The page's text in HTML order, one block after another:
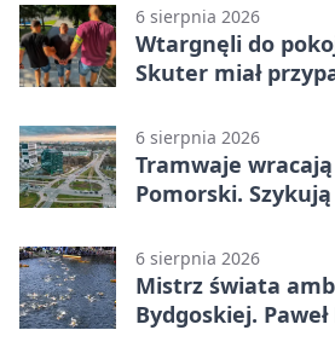
6 sierpnia 2026
Wtargnęli do
Skuter miał
6 sierpnia 2026
Tramwaje
Pomorski.
6 sierpnia 2026
Mistrz świata
Bydgoskiej.